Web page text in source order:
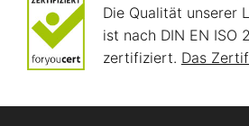
Die Qualität unserer
ist nach DIN EN ISO
zertifiziert. Das